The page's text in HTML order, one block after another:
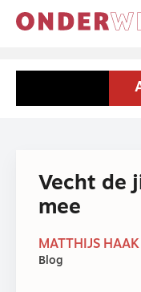
Vecht de
mee
MATTHIJS
Blog